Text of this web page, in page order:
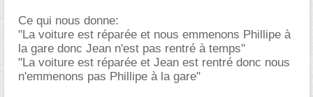
Ce qui nous donne:
"La voiture est réparée et nous emmenons Phillipe à
la gare donc Jean n'est pas rentré à temps"
"La voiture est réparée et Jean est rentré donc nous
n'emmenons pas Phillipe à la gare"